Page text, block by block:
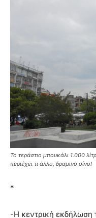
Το τεράστιο μπουκάλι 1.000
περιέχει τι άλλο, δραμινό οίνο!
*
-Η κεντρική εκδήλωση